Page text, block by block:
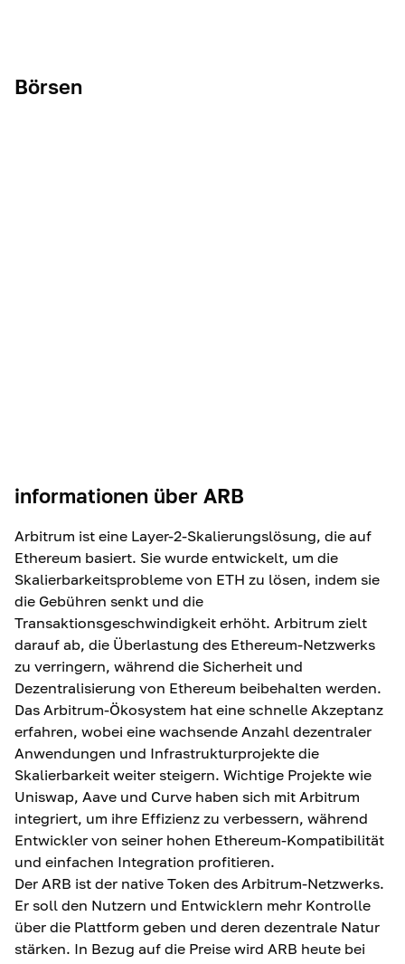
Börsen
informationen über ARB
Arbitrum ist eine Layer-2-Skalierungslösung, die auf
Ethereum basiert. Sie wurde entwickelt, um die
Skalierbarkeitsprobleme von ETH zu lösen, indem sie
die Gebühren senkt und die
Transaktionsgeschwindigkeit erhöht. Arbitrum zielt
darauf ab, die Überlastung des Ethereum-Netzwerks
zu verringern, während die Sicherheit und
Dezentralisierung von Ethereum beibehalten werden.
Das Arbitrum-Ökosystem hat eine schnelle Akzeptanz
erfahren, wobei eine wachsende Anzahl dezentraler
Anwendungen und Infrastrukturprojekte die
Skalierbarkeit weiter steigern. Wichtige Projekte wie
Uniswap, Aave und Curve haben sich mit Arbitrum
integriert, um ihre Effizienz zu verbessern, während
Entwickler von seiner hohen Ethereum-Kompatibilität
und einfachen Integration profitieren.
Der ARB ist der native Token des Arbitrum-Netzwerks.
Er soll den Nutzern und Entwicklern mehr Kontrolle
über die Plattform geben und deren dezentrale Natur
stärken. In Bezug auf die Preise wird ARB heute bei